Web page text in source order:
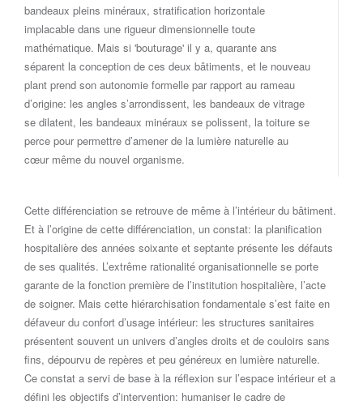
bandeaux pleins minéraux, stratification horizontale
implacable dans une rigueur dimensionnelle toute
mathématique. Mais si 'bouturage' il y a, quarante ans
séparent la conception de ces deux bâtiments, et le nouveau
plant prend son autonomie formelle par rapport au rameau
d’origine: les angles s’arrondissent, les bandeaux de vitrage
se dilatent, les bandeaux minéraux se polissent, la toiture se
perce pour permettre d’amener de la lumière naturelle au
cœur même du nouvel organisme.
Cette différenciation se retrouve de même à l’intérieur du bâtiment.
Et à l’origine de cette différenciation, un constat: la planification
hospitalière des années soixante et septante présente les défauts
de ses qualités. L’extrême rationalité organisationnelle se porte
garante de la fonction première de l’institution hospitalière, l’acte
de soigner. Mais cette hiérarchisation fondamentale s’est faite en
défaveur du confort d’usage intérieur: les structures sanitaires
présentent souvent un univers d’angles droits et de couloirs sans
fins, dépourvu de repères et peu généreux en lumière naturelle.
Ce constat a servi de base à la réflexion sur l’espace intérieur et a
défini les objectifs d’intervention: humaniser le cadre de